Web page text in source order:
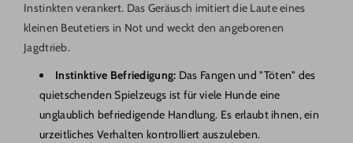
Instinkten verankert. Das Geräusch imitiert die Laute eines
kleinen Beutetiers in Not und weckt den angeborenen
Jagdtrieb.
Instinktive Befriedigung: Das Fangen und "Töten" des
quietschenden Spielzeugs ist für viele Hunde eine
unglaublich befriedigende Handlung. Es erlaubt ihnen, ein
urzeitliches Verhalten kontrolliert auszuleben.